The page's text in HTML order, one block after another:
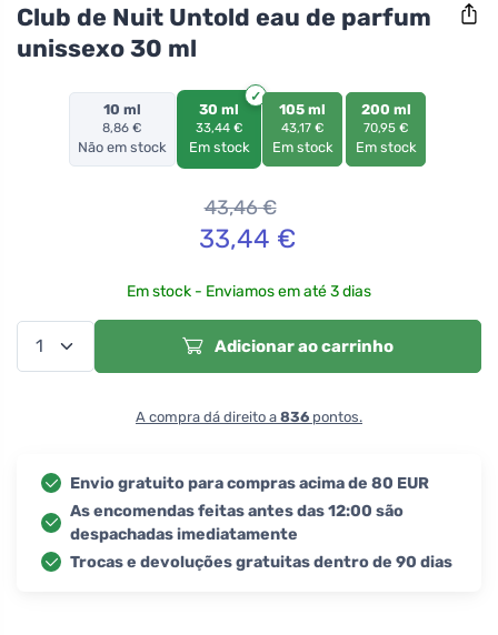
Club de Nuit Untold eau de parfum
unissexo 30 ml
10 ml
8,86 €
Não em stock
30 ml
33,44 €
Em stock
105 ml
43,17 €
Em stock
200 ml
70,95 €
Em stock
43,46€
33,44 €
Em stock - Enviamos em até 3 dias
Adicionar ao carrinho
A compra dá direito a 836 pontos.
Envio gratuito para compras acima de 80 EUR
As encomendas feitas antes das 12:00 são
despachadas imediatamente
Trocas e devoluções gratuitas dentro de 90 dias